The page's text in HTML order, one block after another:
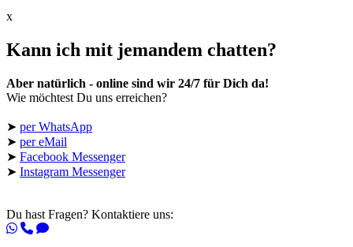
x
Kann ich mit jemandem chatten?
Aber natürlich - online sind wir 24/7 für Dich da!
Wie möchtest Du uns erreichen?
➤ per WhatsApp
➤ per eMail
➤ Facebook Messenger
➤ Instagram Messenger
Du hast Fragen? Kontaktiere uns: